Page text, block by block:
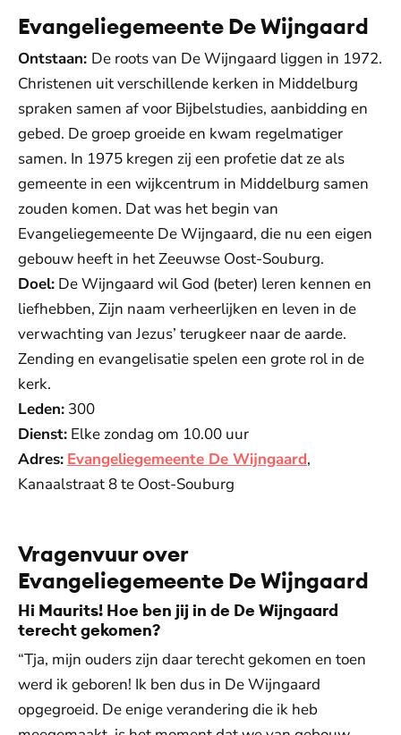
Evangeliegemeente De Wijngaard
Ontstaan: De roots van De Wijngaard liggen in 1972.
Christenen uit verschillende kerken in Middelburg
spraken samen af voor Bijbelstudies, aanbidding en
gebed. De groep groeide en kwam regelmatiger
samen. In 1975 kregen zij een profetie dat ze als
gemeente in een wijkcentrum in Middelburg samen
zouden komen. Dat was het begin van
Evangeliegemeente De Wijngaard, die nu een eigen
gebouw heeft in het Zeeuwse Oost-Souburg.
Doel: De Wijngaard wil God (beter) leren kennen en
liefhebben, Zijn naam verheerlijken en leven in de
verwachting van Jezus’ terugkeer naar de aarde.
Zending en evangelisatie spelen een grote rol in de
kerk.
Leden: 300
Dienst: Elke zondag om 10.00 uur
Adres: Evangeliegemeente De Wijngaard,
Kanaalstraat 8 te Oost-Souburg
Vragenvuur over
Evangeliegemeente De Wijngaard
Hi Maurits! Hoe ben jij in de De Wijngaard
terecht gekomen?
“Tja, mijn ouders zijn daar terecht gekomen en toen
werd ik geboren! Ik ben dus in De Wijngaard
opgegroeid. De enige verandering die ik heb